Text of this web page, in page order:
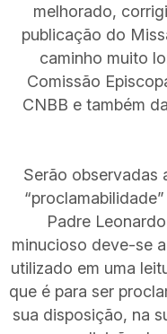
melhorado,
publicação do
caminho muito
Comissão
CNBB e também
Serão observadas
Padre
minucioso deve-se
utilizado em uma
que é para ser
sua disposição, na